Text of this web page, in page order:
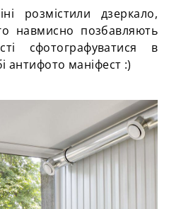
розмістили дзеркало,
навмисно позбавляють
сфотографуватися в
антифото маніфест :)